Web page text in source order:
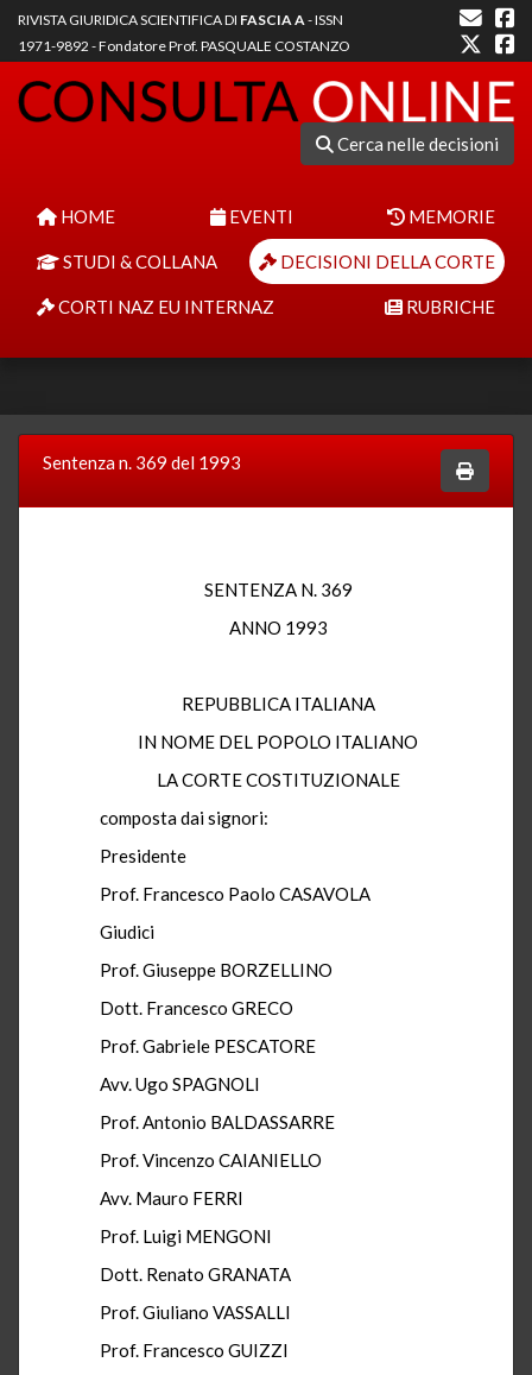
RIVISTA GIURIDICA SCIENTIFICA DI FASCIA A- ISSN
1971-9892 - Fondatore Prof. PASQUALE COSTANZO
Cerca nelle decisioni
HOME EVENTI MEMORIE
STUDI & COLLANA DECISIONI DELLA CORTE
CORTI NAZ EU INTERNAZ RUBRICHE
Sentenza n. 369 del 1993
SENTENZA N. 369
ANNO 1993
REPUBBLICA ITALIANA
IN NOME DEL POPOLO ITALIANO
LA CORTE COSTITUZIONALE
composta dai signori:
Presidente
Prof. Francesco Paolo CASAVOLA
Giudici
Prof. Giuseppe BORZELLINO
Dott. Francesco GRECO
Prof. Gabriele PESCATORE
Avv. Ugo SPAGNOLI
Prof. Antonio BALDASSARRE
Prof. Vincenzo CAIANIELLO
Avv. Mauro FERRI
Prof. Luigi MENGONI
Dott. Renato GRANATA
Prof. Giuliano VASSALLI
Prof. Francesco GUIZZI